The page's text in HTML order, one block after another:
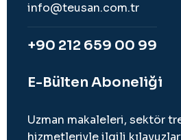
info@teusan.com.tr
+90 212 659 00 99
E-Bülten Aboneliği
Uzman makaleleri, sektör
hizmetleriyle ilgili